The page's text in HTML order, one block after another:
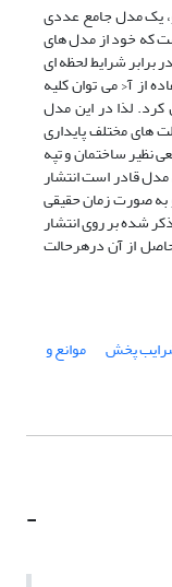
یک مدل جامع عددی
که خود از مدل های
شرایط لحظه ای
از آ‹ می توان کلیه
کرد. لذا در این مدل
های مختلف پایداری
نظیر ساختمان و تپه
قادر است انتشار
به صورت زمان حقیقی
شده بر روی انتشار
از آن درهرحالت
پخش موانع و
-